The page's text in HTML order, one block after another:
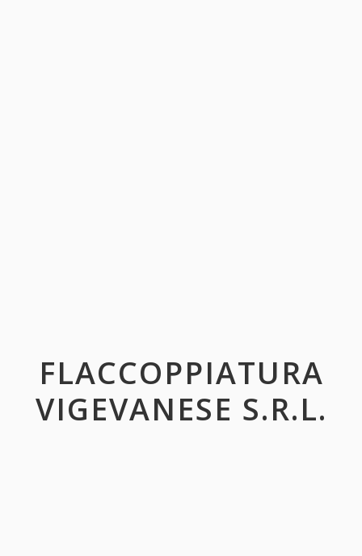
FLACCOPPIATURA
VIGEVANESE S.R.L.